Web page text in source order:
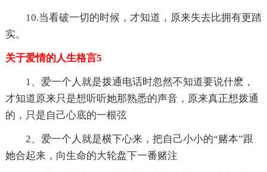
10.当看破一切的时候，才知道，原来失去比拥有更踏
实。
关于爱情的人生格言5
1、爱一个人就是拨通电话时忽然不知道要说什麽，
才知道原来只是想听听她那熟悉的声音，原来真正想拨通
的，只是自己心底的一根弦
2、爱一个人就是横下心来，把自己小小的“赌本”跟
她合起来，向生命的大轮盘下一番赌注